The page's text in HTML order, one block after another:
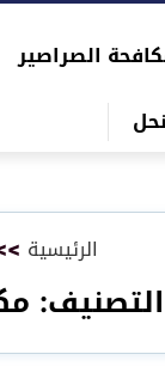
الصراصير
الرئيسية
التصنيف: